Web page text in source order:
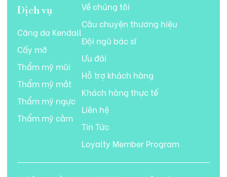
Dịch vụ
Căng da Kendall
Cấy mỡ
Thẩm mỹ mũi
Thẩm mỹ mắt
Thẩm mỹ ngực
Thẩm mỹ cằm
Về chúng tôi
Câu chuyện thương hiệu
Đội ngũ bác sĩ
Ưu đãi
Hỗ trợ khách hàng
Khách hàng thực tế
Liên hệ
Tin Tức
Loyalty Member Program